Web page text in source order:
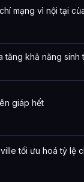
mạng vì nội tại
tăng khả năng sinh
giáp hết
tối ưu hoá tỷ lệ